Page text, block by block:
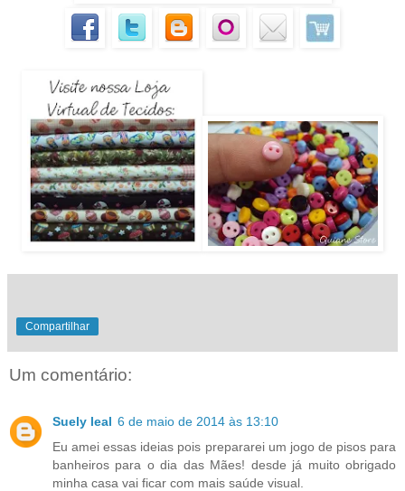
Compartilhar
Um comentário:
Suely leal 6 de maio de 2014 às 13:10
Eu amei essas ideias pois prepararei um jogo de pisos para
banheiros para o dia das Mães! desde já muito obrigado
minha casa vai ficar com mais saúde visual.